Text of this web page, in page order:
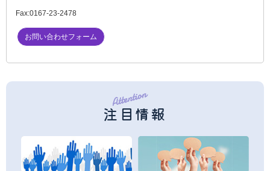
Fax:0167-23-2478
お問い合わせフォーム
注目情報